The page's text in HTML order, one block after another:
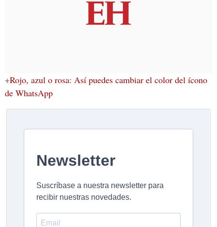
+Rojo, azul o rosa: Así puedes cambiar el color del ícono
de WhatsApp